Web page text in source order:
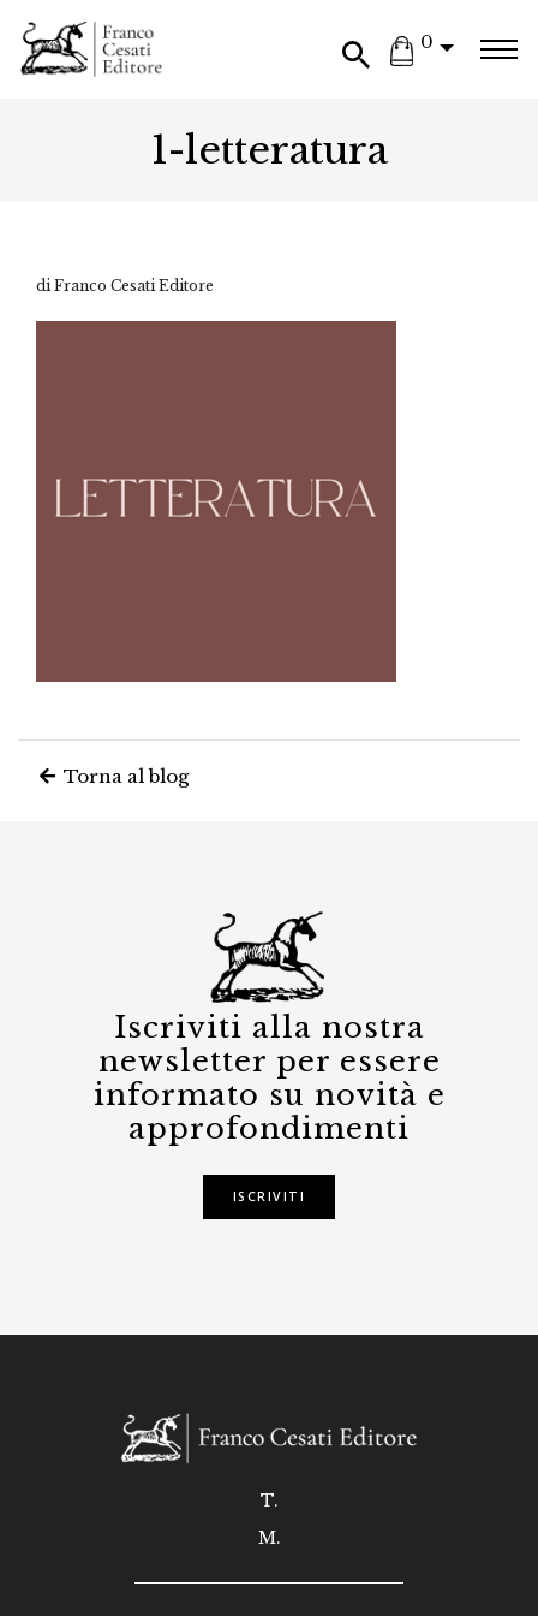
0
1-letteratura
di Franco Cesati Editore
Torna al blog
Iscriviti alla nostra
newsletter per essere
informato su novità e
approfondimenti
ISCRIVITI
T.
M.